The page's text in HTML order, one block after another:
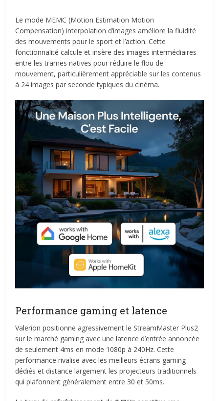
Le mode MEMC (Motion Estimation Motion
Compensation) interpolation d’images améliore la fluidité
des mouvements pour le sport et l’action. Cette
fonctionnalité calcule et insère des images intermédiaires
entre les trames natives pour réduire le flou de
mouvement, particulièrement appréciable sur les contenus
à 24 images par seconde typiques du cinéma.
Performance gaming et latence
Valerion positionne agressivement le StreamMaster Plus2
sur le marché gaming avec une latence d’entrée annoncée
de seulement 4ms en mode 1080p à 240Hz. Cette
performance rivalise avec les meilleurs écrans gaming
dédiés et distance largement les projecteurs traditionnels
qui plafonnent généralement entre 30 et 50ms.